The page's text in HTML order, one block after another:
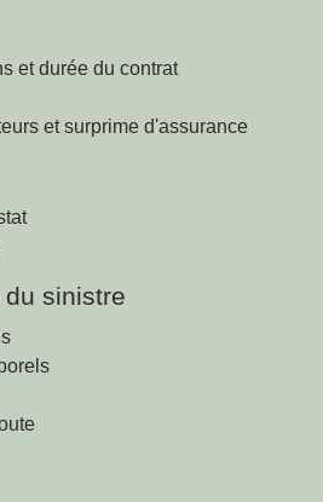
et durée du contrat
et surprime d'assurance
sinistre